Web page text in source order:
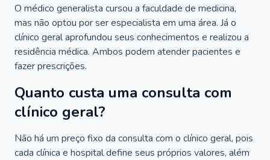
O médico generalista cursou a faculdade de medicina,
mas não optou por ser especialista em uma área. Já o
clínico geral aprofundou seus conhecimentos e realizou a
residência médica. Ambos podem atender pacientes e
fazer prescrições.
Quanto custa uma consulta com
clínico geral?
Não há um preço fixo da consulta com o clínico geral, pois
cada clínica e hospital define seus próprios valores, além